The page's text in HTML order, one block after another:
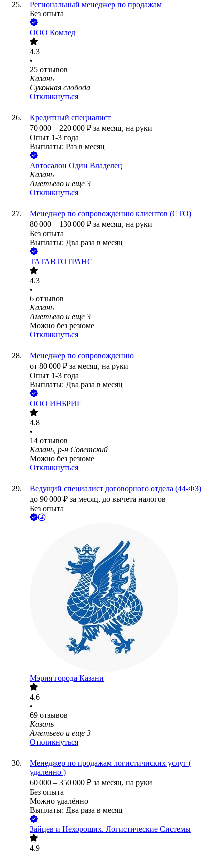
Региональный менеджер по продажам
Без опыта
ООО Комлед
4.3
•
25 отзывов
Казань
Суконная слобода
Откликнуться
Кредитный специалист
70 000 – 220 000 ₽ за месяц, на руки
Опыт 1-3 года
Выплаты: Раз в месяц
Автосалон Один Владелец
Казань
Аметьево и еще 3
Откликнуться
Менеджер по сопровождению клиентов (СТО)
80 000 – 130 000 ₽ за месяц, на руки
Без опыта
Выплаты: Два раза в месяц
ТАТАВТОТРАНС
4.3
•
6 отзывов
Казань
Аметьево и еще 3
Можно без резюме
Откликнуться
Менеджер по сопровождению
от 80 000 ₽ за месяц, на руки
Опыт 1-3 года
Выплаты: Два раза в месяц
ООО ИНБРИГ
4.8
•
14 отзывов
Казань, р-н Советский
Можно без резюме
Откликнуться
Ведущий специалист договорного отдела (44-ФЗ)
до 90 000 ₽ за месяц, до вычета налогов
Без опыта
Мэрия города Казани
4.6
•
69 отзывов
Казань
Аметьево и еще 3
Откликнуться
Менеджер по продажам логистичиских услуг (
удаленно )
60 000 – 350 000 ₽ за месяц, на руки
Без опыта
Можно удалённо
Выплаты: Два раза в месяц
Зайцев и Нехороших. Логистические Системы
4.9